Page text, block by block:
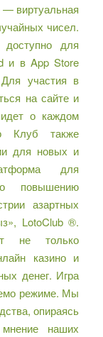
виртуальная
чисел.
для
и в App Store
участия в
на сайте и
о каждом
Клуб также
для новых и
для
повышению
азартных
LotoClub ®.
не только
казино и
денег. Игра
режиме. Мы
опираясь
наших